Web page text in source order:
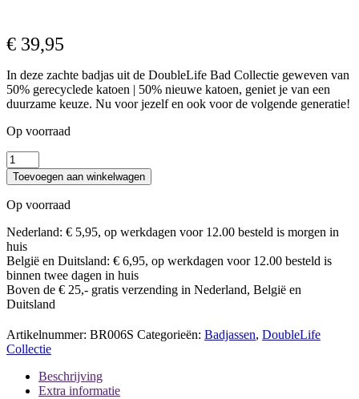
€ 39,95
In deze zachte badjas uit de DoubleLife Bad Collectie geweven van
50% gerecyclede katoen | 50% nieuwe katoen, geniet je van een
duurzame keuze. Nu voor jezelf en ook voor de volgende generatie!
Op voorraad
Badjas
–
100%
Katoen,
waarvan
50%
Gerecyclede
Katoen
–
GRS
Gecertificeerd
Maat
S
–
Powder
Pink
Toevoegen aan winkelwagen
Op voorraad
Nederland: € 5,95, op werkdagen voor 12.00 besteld is morgen in
huis
België en Duitsland: € 6,95, op werkdagen voor 12.00 besteld is
binnen twee dagen in huis
Boven de € 25,- gratis verzending in Nederland, België en
Duitsland
Artikelnummer: BR006S Categorieën: Badjassen, DoubleLife
Collectie
Beschrijving
Extra informatie